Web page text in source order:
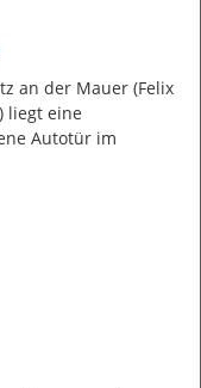
an der Mauer (Felix
liegt eine
Autotür im